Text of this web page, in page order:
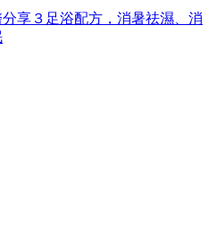
享３足浴配方，消暑祛濕、消